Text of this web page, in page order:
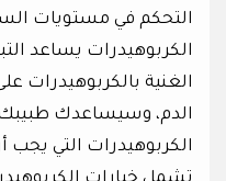
التحكم في مستويات
الكربوهيدرات يساعد
الغنية بالكربوهيدرات
الدم، وسيساعدك
الكربوهيدرات التي يجب